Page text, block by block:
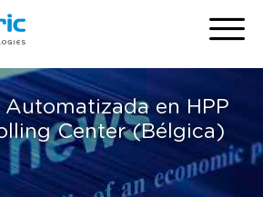
en HPP
Center (Bélgica)